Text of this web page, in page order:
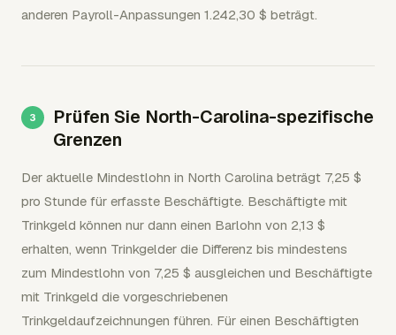
anderen Payroll-Anpassungen 1.242,30 $ beträgt.
Prüfen Sie North-Carolina-spezifische
Grenzen
Der aktuelle Mindestlohn in North Carolina beträgt 7,25 $
pro Stunde für erfasste Beschäftigte. Beschäftigte mit
Trinkgeld können nur dann einen Barlohn von 2,13 $
erhalten, wenn Trinkgelder die Differenz bis mindestens
zum Mindestlohn von 7,25 $ ausgleichen und Beschäftigte
mit Trinkgeld die vorgeschriebenen
Trinkgeldaufzeichnungen führen. Für einen Beschäftigten